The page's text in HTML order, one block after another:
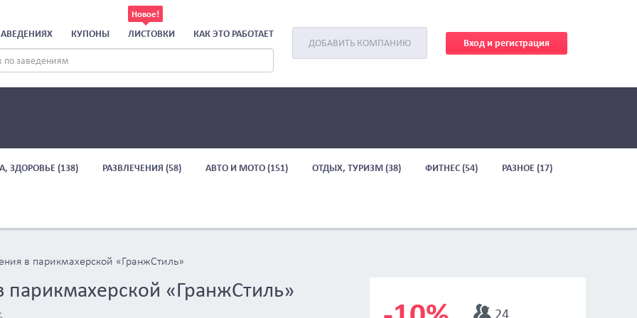
КУПОНЫ ЛИСТОВКИ КАК ЭТО РАБОТАЕТ
ДОБАВИТЬ КОМПАНИЮ Вход и регистрация
ЗДОРОВЬЕ (138) РАЗВЛЕЧЕНИЯ (58) АВТО И МОТО (151) ОТДЫХ, ТУРИЗМ (38) ФИТНЕС (54) РАЗНОЕ (17)
в парикмахерской «ГранжСтиль»
«ГранжСтиль»
24